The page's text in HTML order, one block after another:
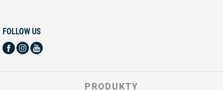
FOLLOW US
PRODUKTY